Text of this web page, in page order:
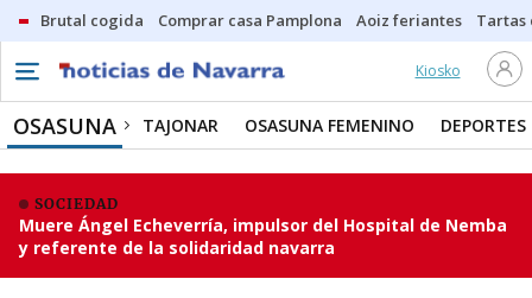
Brutal cogida Comprar casa Pamplona Aoiz feriantes Tartas
Kiosko
OSASUNA TAJONAR OSASUNA FEMENINO DEPORTES
SOCIEDAD
Muere Ángel Echeverría, impulsor del Hospital de Nemba
y referente de la solidaridad navarra